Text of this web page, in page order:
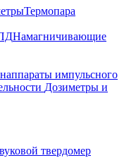
Термопара
Намагничивающие
импульсного
Дозиметры и
твердомер